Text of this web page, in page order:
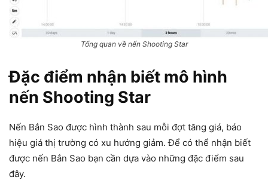
Tổng quan về nến Shooting Star
Đặc điểm nhận biết mô hình
nến Shooting Star
Nến Bắn Sao được hình thành sau mỗi đợt tăng giá, báo
hiệu giá thị trường có xu hướng giảm. Để có thể nhận biết
được nến Bắn Sao bạn cần dựa vào những đặc điểm sau
đây.